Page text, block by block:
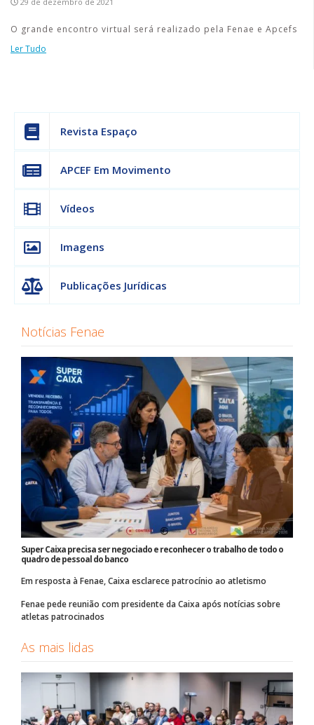
O grande encontro virtual será realizado pela Fenae e Apcefs
Ler Tudo
Revista Espaço
APCEF Em Movimento
Vídeos
Imagens
Publicações Jurídicas
Notícias Fenae
Super Caixa precisa ser negociado e reconhecer o trabalho de todo o
quadro de pessoal do banco
Em resposta à Fenae, Caixa esclarece patrocínio ao atletismo
Fenae pede reunião com presidente da Caixa após notícias sobre
atletas patrocinados
As mais lidas